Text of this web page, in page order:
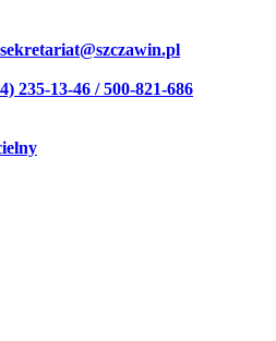
235-13-46 / 500-821-686